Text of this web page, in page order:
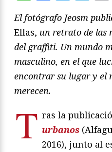
El fotógrafo Jeosm
Ellas, un retrato de las
del graffiti. Un mundo
masculino, en el que
encontrar su lugar y el
merecen.
T ras la
urbanos
2016), junto al